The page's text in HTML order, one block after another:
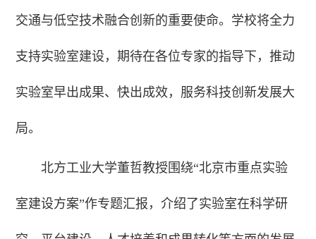
交通与低空技术融合创新的重要使命。学校将全力
支持实验室建设，期待在各位专家的指导下，推动
实验室早出成果、快出成效，服务科技创新发展大
局。
北方工业大学董哲教授围绕“北京市重点实验
室建设方案”作专题汇报，介绍了实验室在科学研